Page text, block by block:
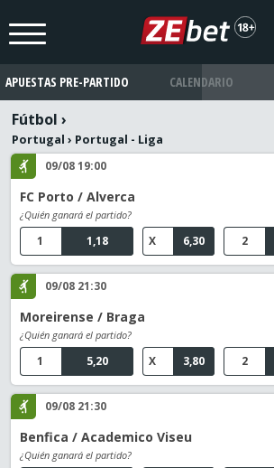
APUESTAS PRE-PARTIDO CALENDARIO
Fútbol ›
Portugal › Portugal - Liga
09/08 19:00
FC Porto / Alverca
¿Quién ganará el partido?
1,18
1 6,30
X 2
09/08 21:30
Moreirense / Braga
¿Quién ganará el partido?
5,20
1 3,80
X 2
09/08 21:30
Benfica / Academico Viseu
¿Quién ganará el partido?